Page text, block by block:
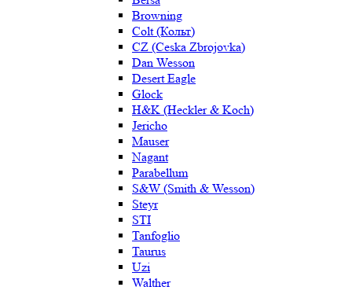
Browning
Colt (Кольт)
CZ (Ceska Zbrojovka)
Dan Wesson
Desert Eagle
Glock
H&K (Heckler & Koch)
Jericho
Mauser
Nagant
Parabellum
S&W (Smith & Wesson)
Steyr
STI
Tanfoglio
Taurus
Uzi
Walther